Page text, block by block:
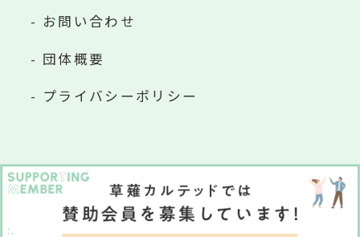
お問い合わせ
団体概要
プライバシーポリシー